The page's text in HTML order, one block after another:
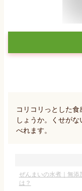
コリコリっとした
しょうか。くせが
べれます。
ぜんまいの水煮｜無添
は？